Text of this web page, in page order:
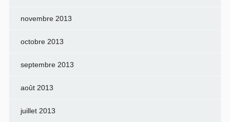
novembre 2013
octobre 2013
septembre 2013
août 2013
juillet 2013